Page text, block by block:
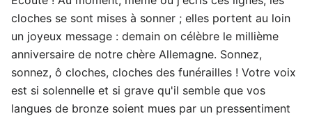
cloches se sont mises à sonner ; elles portent au loin
un joyeux message : demain on célèbre le millième
anniversaire de notre chère Allemagne. Sonnez,
sonnez, ô cloches, cloches des funérailles ! Votre voix
est si solennelle et si grave qu'il semble que vos
langues de bronze soient mues par un pressentiment